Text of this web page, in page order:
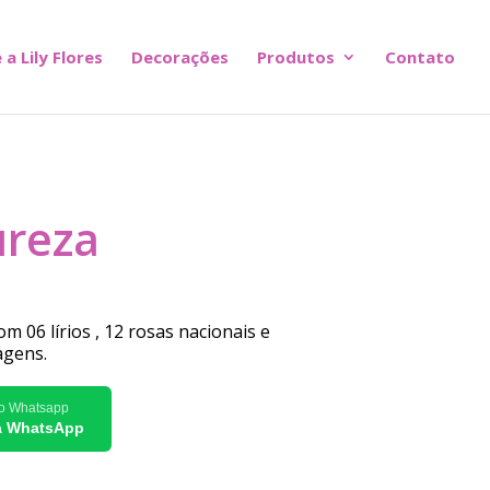
a Lily Flores Decorações Produtos Contato
06 lírios , 12 rosas nacionais e
Whatsapp
WhatsApp